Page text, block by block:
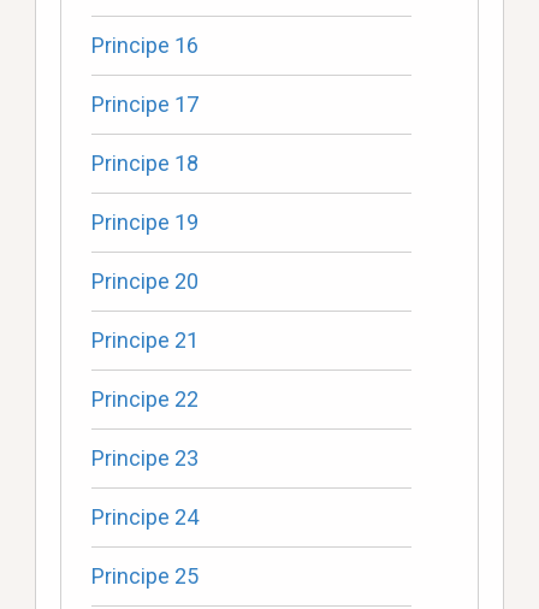
Principe 16
Principe 17
Principe 18
Principe 19
Principe 20
Principe 21
Principe 22
Principe 23
Principe 24
Principe 25